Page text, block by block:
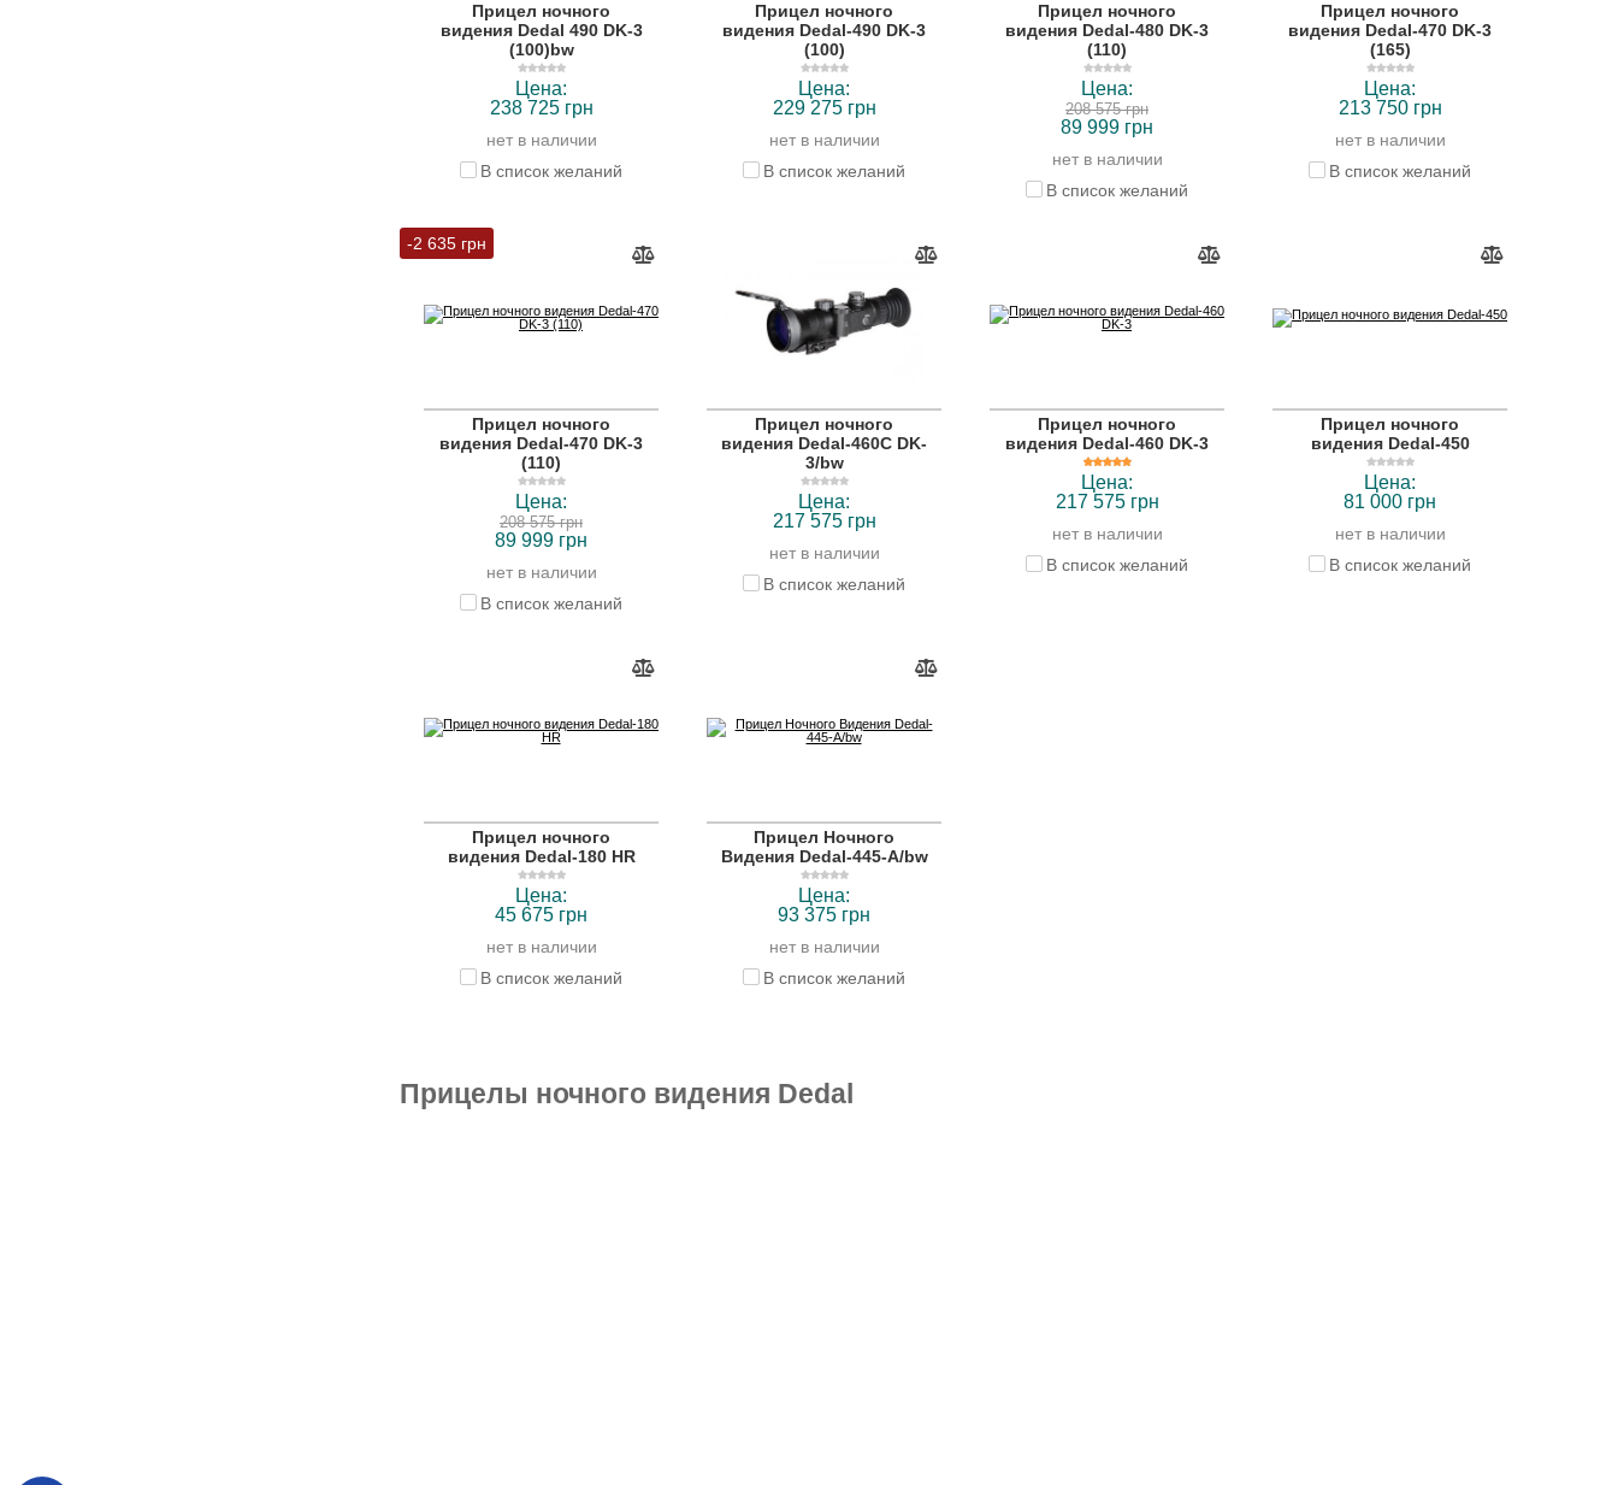
Прицел ночного
видения Dedal 490 DK-3
(100)bw
Цена:
238 725 грн
нет в наличии
В список желаний
Прицел ночного
видения Dedal-490 DK-3
(100)
Цена:
229 275 грн
нет в наличии
В список желаний
Прицел ночного
видения Dedal-480 DK-3
(110)
Цена:
208 575 грн
89 999 грн
нет в наличии
В список желаний
Прицел ночного
видения Dedal-470 DK-3
(165)
Цена:
213 750 грн
нет в наличии
В список желаний
-2 635 грн
Прицел ночного
видения Dedal-470 DK-3
(110)
Цена:
208 575 грн
89 999 грн
нет в наличии
В список желаний
Прицел ночного
видения Dedal-460C DK-
3/bw
Цена:
217 575 грн
нет в наличии
В список желаний
Прицел ночного
видения Dedal-460 DK-3
Цена:
217 575 грн
нет в наличии
В список желаний
Прицел ночного
видения Dedal-450
Цена:
81 000 грн
нет в наличии
В список желаний
Прицел ночного
видения Dedal-180 HR
Цена:
45 675 грн
нет в наличии
В список желаний
Прицел Ночного
Видения Dedal-445-A/bw
Цена:
93 375 грн
нет в наличии
В список желаний
Прицелы ночного видения Dedal